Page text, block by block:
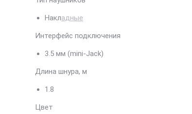
Накладные
Интерфейс подключения
3.5 мм (mini-Jack)
Длина шнура, м
1.8
Цвет